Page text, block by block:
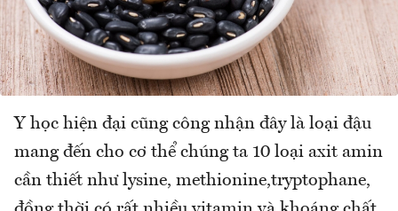
Y học hiện đại cũng công nhận đây là loại đậu
mang đến cho cơ thể chúng ta 10 loại axit amin
cần thiết như lysine, methionine,tryptophane,